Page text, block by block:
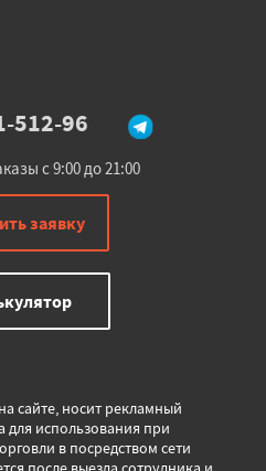
512-96
с 9:00 до 21:00
заявку
сайте, носит рекламный
для использования при
в посредством сети